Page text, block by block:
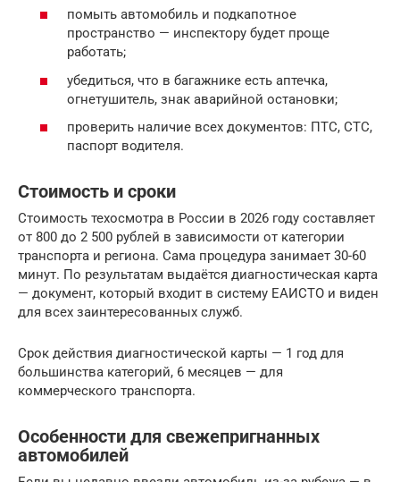
помыть автомобиль и подкапотное
пространство — инспектору будет проще
работать;
убедиться, что в багажнике есть аптечка,
огнетушитель, знак аварийной остановки;
проверить наличие всех документов: ПТС, СТС,
паспорт водителя.
Стоимость и сроки
Стоимость техосмотра в России в 2026 году составляет
от 800 до 2 500 рублей в зависимости от категории
транспорта и региона. Сама процедура занимает 30-60
минут. По результатам выдаётся диагностическая карта
— документ, который входит в систему ЕАИСТО и виден
для всех заинтересованных служб.
Срок действия диагностической карты — 1 год для
большинства категорий, 6 месяцев — для
коммерческого транспорта.
Особенности для свежепригнанных
автомобилей